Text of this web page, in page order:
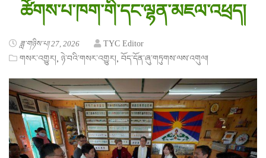
ཚོགས་པ་ཁག་གི་དང་ལྷན་མཇལ་འཕྲད།
ཟླ་གཉིས་པ། 27, 2026
TYC Editor
གསར་འགྱུར། ཉེ་བའི་གསར་འགྱུར། བོད་དོན་ཞུ་གཏུགས་ལས་འགུལ།